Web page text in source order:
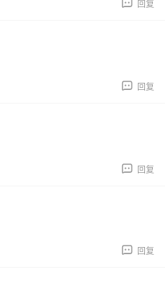
回复
回复
回复
回复
TIMEBEAM (US)